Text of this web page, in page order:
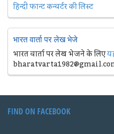
हिन्दी फान्ट कन्वर्टर की लिस्ट
भारत वार्ता पर लेख भेजे
भारत वार्ता पर लेख भेजने के लिए
FIND ON FACEBOOK